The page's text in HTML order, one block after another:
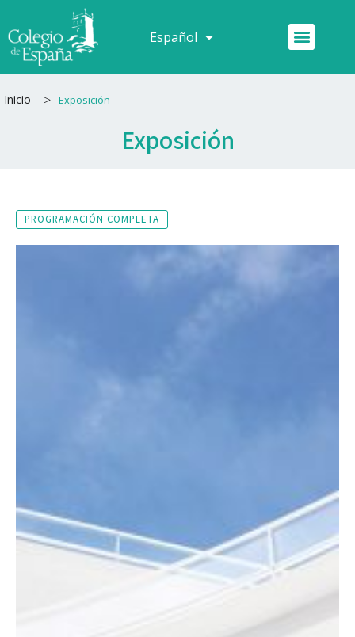
al
contenido
Español
Français Menú
Inicio > Exposición
Exposición
PROGRAMACIÓN COMPLETA